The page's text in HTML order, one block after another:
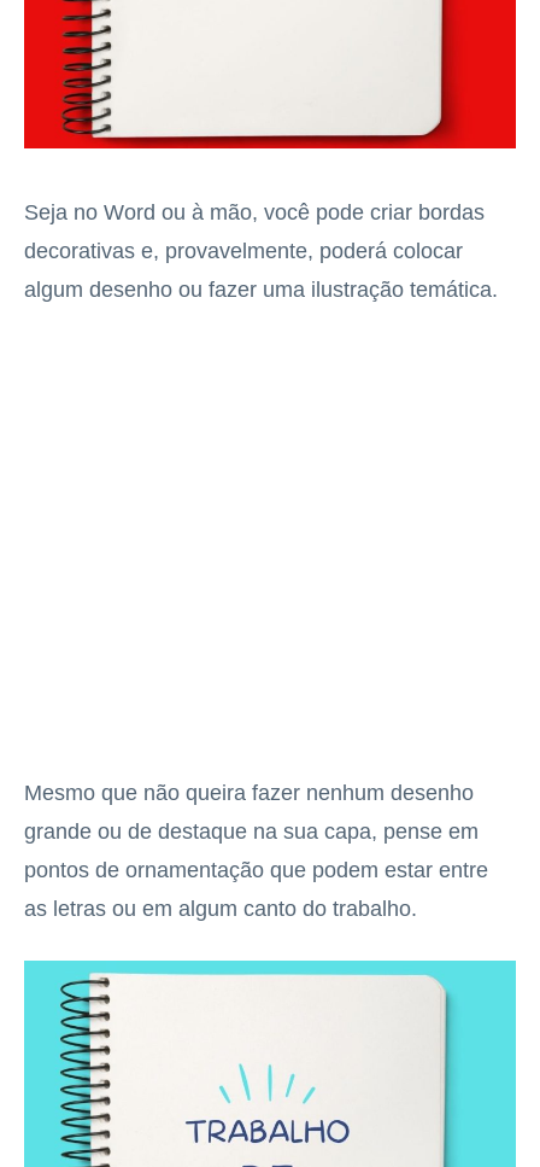
Seja no Word ou à mão, você pode criar bordas
decorativas e, provavelmente, poderá colocar
algum desenho ou fazer uma ilustração temática.
Mesmo que não queira fazer nenhum desenho
grande ou de destaque na sua capa, pense em
pontos de ornamentação que podem estar entre
as letras ou em algum canto do trabalho.